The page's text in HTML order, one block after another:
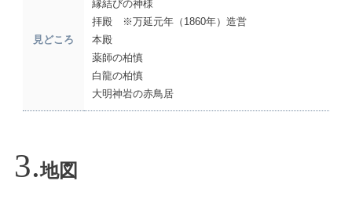
見どころ
縁結びの神様
拝殿 ※万延元年（1860年）造営
本殿
薬師の柏慎
白龍の柏慎
大明神岩の赤鳥居
地図